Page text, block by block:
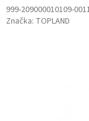
999-209000010109-
Značka: TOPLAND